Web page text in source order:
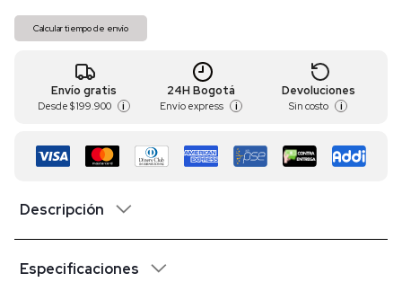
Calcular tiempo de envío
Envío gratis
Desde $ 199.900 i
24H Bogotá
Envío express i
Devoluciones
Sin costo i
Descripción
Especificaciones